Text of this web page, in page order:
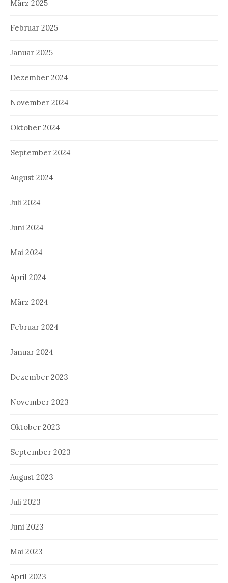
März 2025
Februar 2025
Januar 2025
Dezember 2024
November 2024
Oktober 2024
September 2024
August 2024
Juli 2024
Juni 2024
Mai 2024
April 2024
März 2024
Februar 2024
Januar 2024
Dezember 2023
November 2023
Oktober 2023
September 2023
August 2023
Juli 2023
Juni 2023
Mai 2023
April 2023